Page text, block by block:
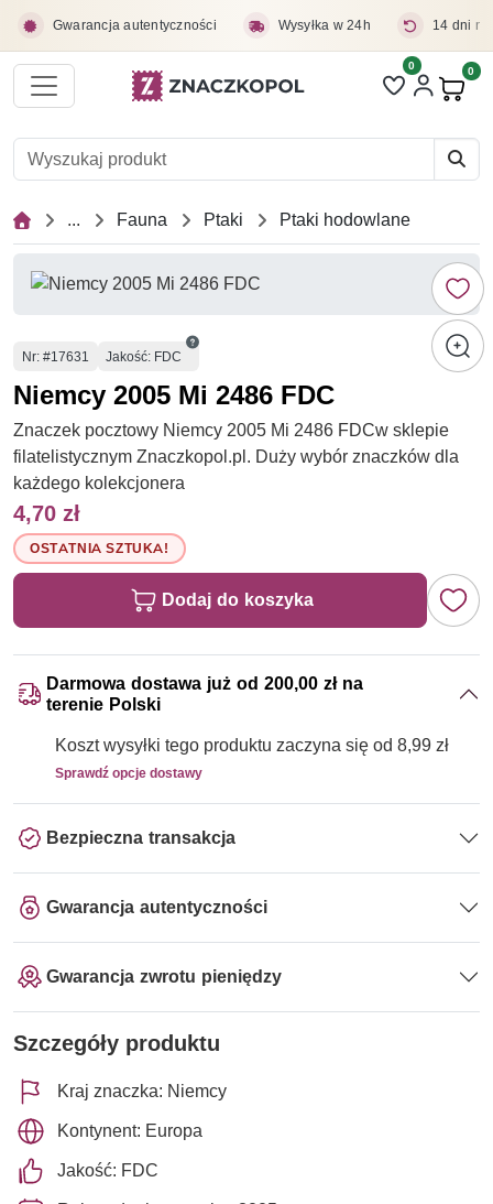
Gwarancja autentyczności Wysyłka w 24h 14 dni
Liczba pozycji
0 0
... Fauna Ptaki Ptaki hodowlane
Numer
Nr: #17631 Jakość: FDC
Niemcy 2005 Mi 2486 FDC
Znaczek pocztowy Niemcy 2005 Mi 2486 FDCw sklepie
filatelistycznym Znaczkopol.pl. Duży wybór znaczków dla
każdego kolekcjonera
4,70 zł
OSTATNIA SZTUKA!
Dodaj do koszyka
Darmowa dostawa już od 200,00 zł na
terenie Polski
Koszt wysyłki tego produktu zaczyna się od 8,99 zł
Sprawdź opcje dostawy
Bezpieczna transakcja
Gwarancja autentyczności
Gwarancja zwrotu pieniędzy
Szczegóły produktu
Kraj znaczka: Niemcy
Kontynent: Europa
Jakość: FDC